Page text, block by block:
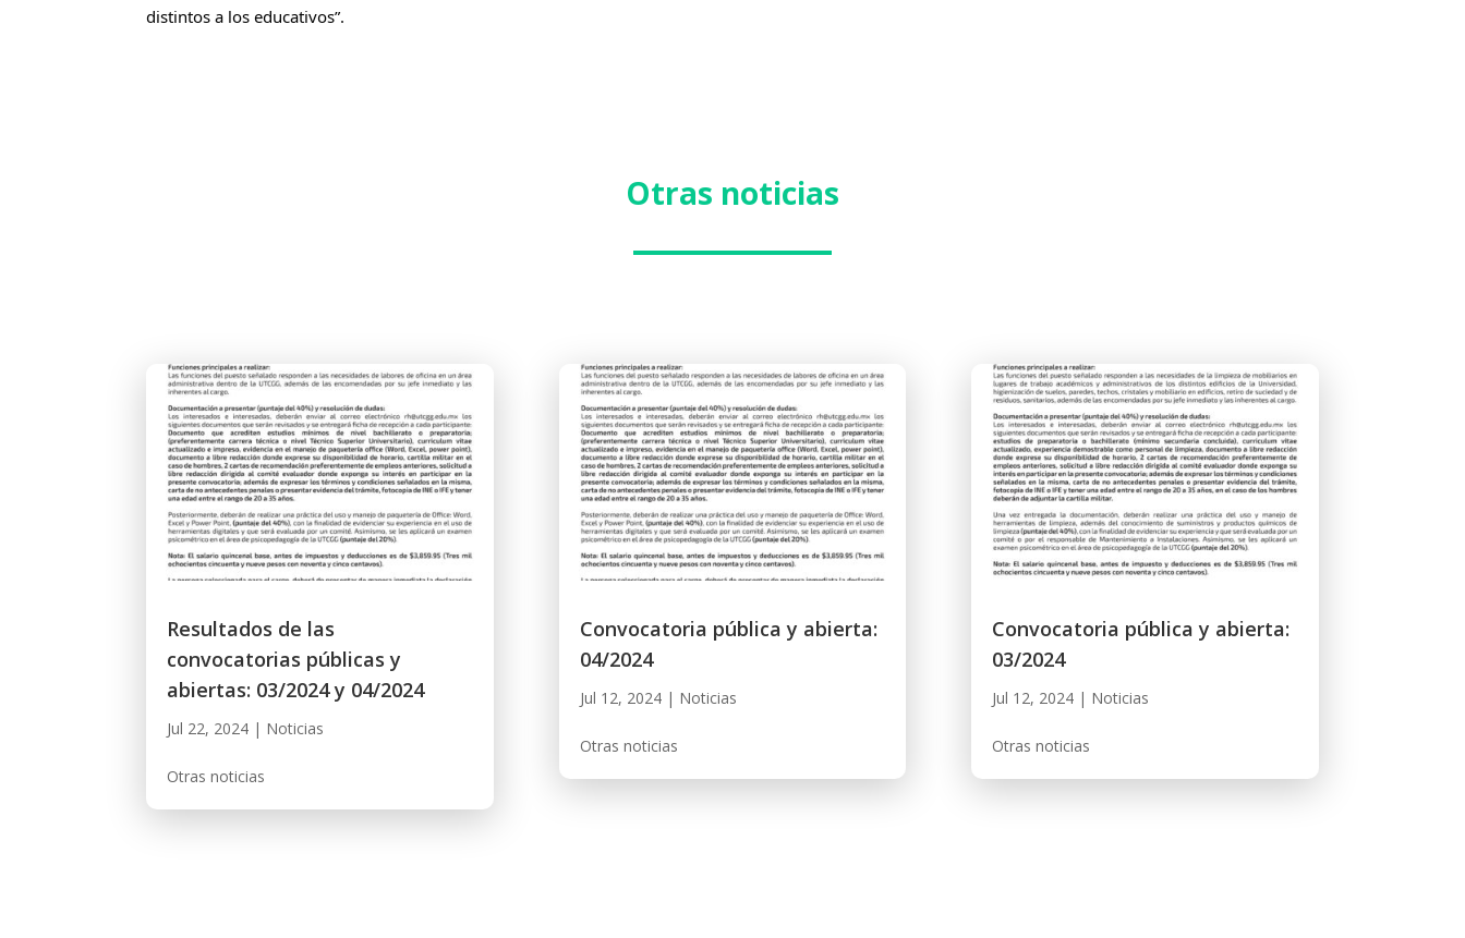
distintos a los educativos”.
Otras noticias
Resultados de las
convocatorias públicas y
abiertas: 03/2024 y 04/2024
Jul 22, 2024 | Noticias
Otras noticias
Convocatoria pública y abierta:
04/2024
Jul 12, 2024| Noticias
Otras noticias
Convocatoria pública y abierta:
03/2024
Jul 12, 2024| Noticias
Otras noticias